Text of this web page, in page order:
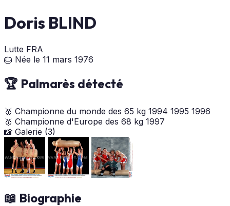
Doris BLIND
Lutte FRA
🎂 Née le 11 mars 1976
🏆 Palmarès détecté
🥇 Championne du monde des 65 kg 1994 1995 1996
🥇 Championne d'Europe des 68 kg 1997
📸 Galerie (3)
📖 Biographie